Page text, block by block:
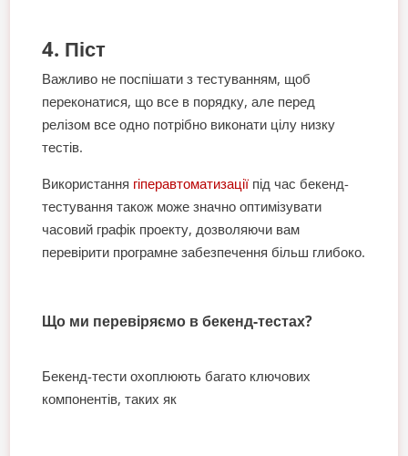
4. Піст
Важливо не поспішати з тестуванням, щоб
переконатися, що все в порядку, але перед
релізом все одно потрібно виконати цілу низку
тестів.
Використання гіперавтоматизації під час бекенд-
тестування також може значно оптимізувати
часовий графік проекту, дозволяючи вам
перевірити програмне забезпечення більш глибоко.
Що ми перевіряємо в бекенд-тестах?
Бекенд-тести охоплюють багато ключових
компонентів, таких як